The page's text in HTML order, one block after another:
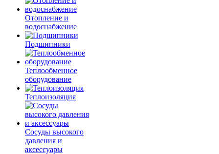
Отопление и
водоснабжение
Подшипники
Теплообменное
оборудование
Теплоизоляция
Сосуды высокого
давления и
аксессуары